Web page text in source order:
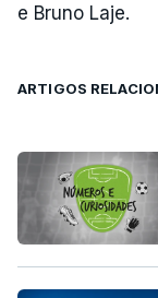
e Bruno Laje.
ARTIGOS